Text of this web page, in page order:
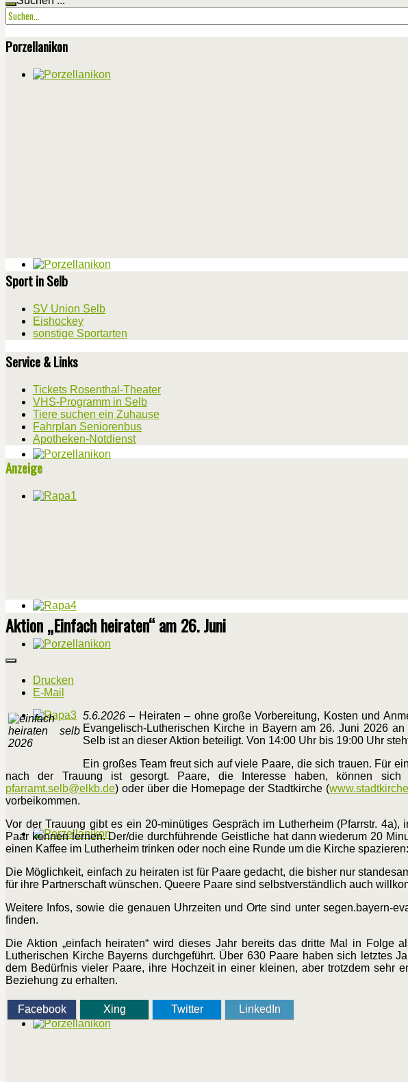
Porzellanikon
Sport in Selb
SV Union Selb
Eishockey
sonstige Sportarten
Service & Links
Tickets Rosenthal-Theater
VHS-Programm in Selb
Tiere suchen ein Zuhause
Fahrplan Seniorenbus
Apotheken-Notdienst
Anzeige
Aktion „Einfach heiraten“ am 26. Juni
Drucken
E-Mail
5.6.2026 – Heiraten – ohne große Vorbereitung, Kosten und
Evangelisch-Lutherischen Kirche in Bayern am 26. Juni 2026
Selb ist an dieser Aktion beteiligt. Von 14:00 Uhr bis 19:00 Uhr
Ein großes Team freut sich auf viele Paare, die sich trauen. Für
nach der Trauung ist gesorgt. Paare, die Interesse haben, können
pfarramt.selb@elkb.de) oder über die Homepage der Stadtkirche (
vorbeikommen.
Vor der Trauung gibt es ein 20-minütiges Gespräch im Lutherheim (Pfarrstr.
Paar kennen lernen. Der/die durchführende Geistliche hat dann wiederum 20
einen Kaffee im Lutherheim trinken oder noch eine Runde um die Kirche
Die Möglichkeit, einfach zu heiraten ist für Paare gedacht, die bisher nur
für ihre Partnerschaft wünschen. Queere Paare sind selbstverständlich auch
Weitere Infos, sowie die genauen Uhrzeiten und Orte sind unter segen.bayern-
finden.
Die Aktion „einfach heiraten“ wird dieses Jahr bereits das dritte Mal in Folge
Lutherischen Kirche Bayerns durchgeführt. Über 630 Paare haben sich letztes
dem Bedürfnis vieler Paare, ihre Hochzeit in einer kleinen, aber trotzdem sehr
Beziehung zu erhalten.
Facebook Xing Twitter LinkedIn